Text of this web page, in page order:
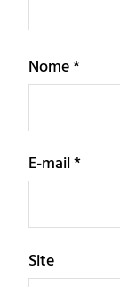
Nome*
E-mail*
Site